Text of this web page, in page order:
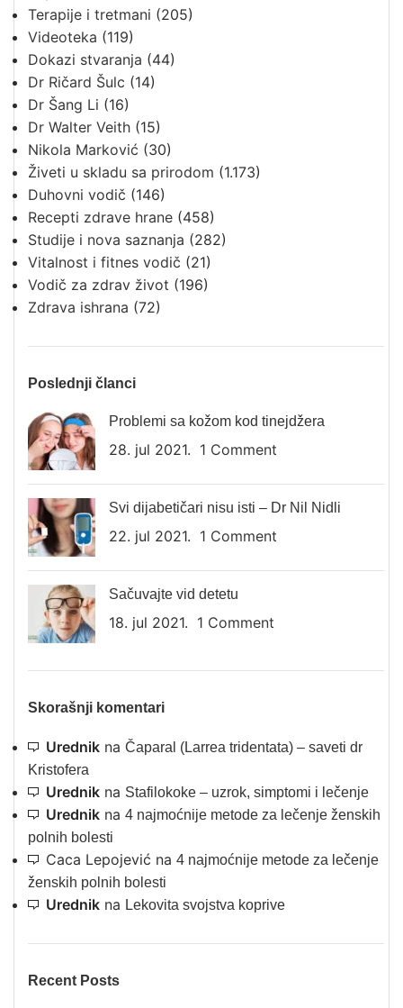
Terapije i tretmani (205)
Videoteka (119)
Dokazi stvaranja (44)
Dr Ričard Šulc (14)
Dr Šang Li (16)
Dr Walter Veith (15)
Nikola Marković (30)
Živeti u skladu sa prirodom (1.173)
Duhovni vodič (146)
Recepti zdrave hrane (458)
Studije i nova saznanja (282)
Vitalnost i fitnes vodič (21)
Vodič za zdrav život (196)
Zdrava ishrana (72)
Poslednji članci
Problemi sa kožom kod tinejdžera
28. jul 2021. 1 Comment
Svi dijabetičari nisu isti – Dr Nil Nidli
22. jul 2021. 1 Comment
Sačuvajte vid detetu
18. jul 2021. 1 Comment
Skorašnji komentari
Urednik na Čaparal (Larrea tridentata) – saveti dr
Kristofera
Urednik na Stafilokoke – uzrok, simptomi i lečenje
Urednik na 4 najmoćnije metode za lečenje ženskih
polnih bolesti
Caca Lepojević na 4 najmoćnije metode za lečenje
ženskih polnih bolesti
Urednik na Lekovita svojstva koprive
Recent Posts